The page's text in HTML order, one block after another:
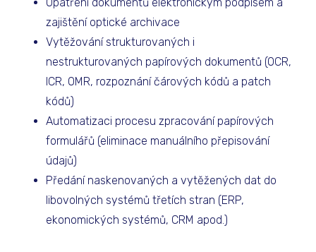
zajištění optické archivace
Vytěžování strukturovaných i
nestrukturovaných papírových dokumentů (OCR,
ICR, OMR, rozpoznání čárových kódů a patch
kódů)
Automatizaci procesu zpracování papírových
formulářů (eliminace manuálního přepisování
údajů)
Předání naskenovaných a vytěžených dat do
libovolných systémů třetích stran (ERP,
ekonomických systémů, CRM apod.)